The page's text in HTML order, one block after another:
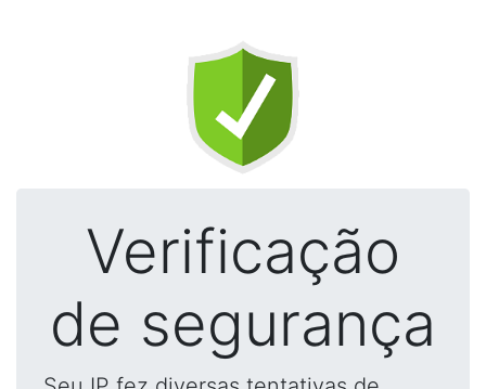
Verificação
de segurança